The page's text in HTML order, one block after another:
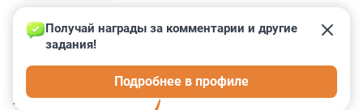
КОММЕНТАРИИ 4
Получай награды за комментарии и другие
задания!
Подробнее в профиле